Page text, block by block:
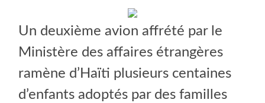
Un deuxième avion affrété par le
Ministère des affaires étrangères
ramène d’Haïti plusieurs centaines
d’enfants adoptés par des familles